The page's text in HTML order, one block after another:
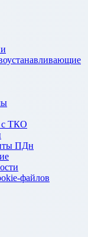
с ТКО
ПДн
файлов